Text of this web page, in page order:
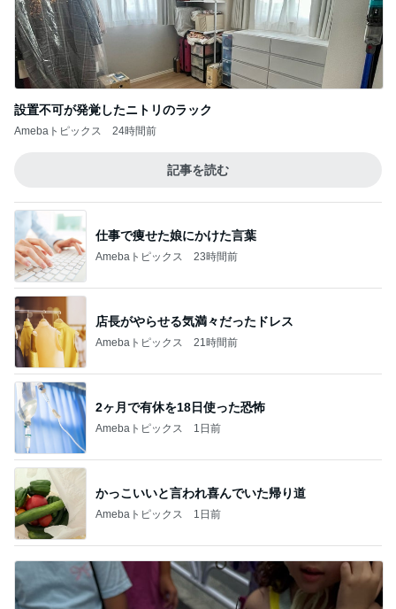
設置不可が発覚したニトリのラック
Amebaトピックス 24時間前
記事を読む
仕事で痩せた娘にかけた言葉
Amebaトピックス 23時間前
店長がやらせる気満々だったドレス
Amebaトピックス 21時間前
2ヶ月で有休を18日使った恐怖
Amebaトピックス 1日前
かっこいいと言われ喜んでいた帰り道
Amebaトピックス 1日前